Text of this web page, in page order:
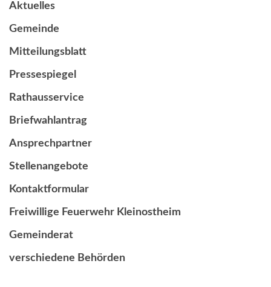
Aktuelles
Gemeinde
Mitteilungsblatt
Pressespiegel
Rathausservice
Briefwahlantrag
Ansprechpartner
Stellenangebote
Kontaktformular
Freiwillige Feuerwehr Kleinostheim
Gemeinderat
verschiedene Behörden